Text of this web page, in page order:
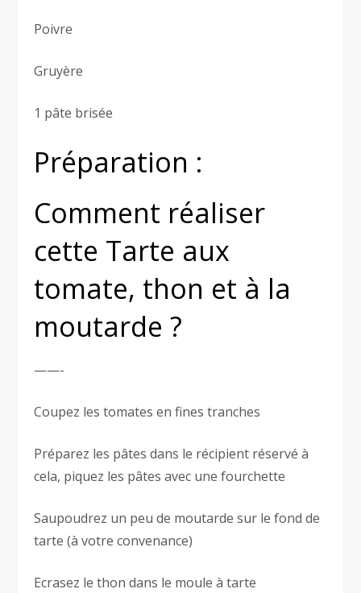
Poivre
Gruyère
1 pâte brisée
Préparation :
Comment réaliser
cette Tarte aux
tomate, thon et à la
moutarde ?
——-
Coupez les tomates en fines tranches
Préparez les pâtes dans le récipient réservé à
cela, piquez les pâtes avec une fourchette
Saupoudrez un peu de moutarde sur le fond de
tarte (à votre convenance)
Ecrasez le thon dans le moule à tarte